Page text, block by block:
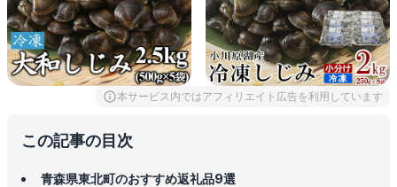
本サービス内ではアフィリエイト広告を利用しています
この記事の目次
青森県東北町のおすすめ返礼品9選